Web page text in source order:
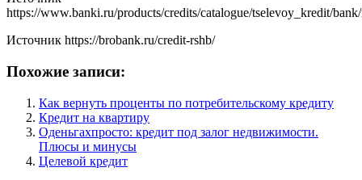
https://www.banki.ru/products/credits/catalogue/tselevoy_kredit/
Источник https://brobank.ru/credit-rshb/
Похожие записи:
Как вернуть проценты по потребительскому кредиту
Кредит на квартиру
Оденьгахпросто: кредит под залог недвижимости.
Плюсы и минусы
Целевой кредит